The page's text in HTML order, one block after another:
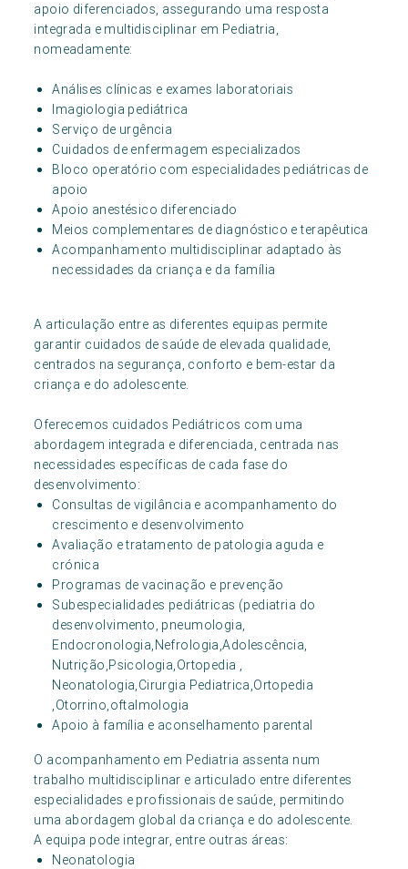
apoio diferenciados, assegurando uma resposta
integrada e multidisciplinar em Pediatria,
nomeadamente:
Análises clínicas e exames laboratoriais
Imagiologia pediátrica
Serviço de urgência
Cuidados de enfermagem especializados
Bloco operatório com especialidades pediátricas de
apoio
Apoio anestésico diferenciado
Meios complementares de diagnóstico e terapêutica
Acompanhamento multidisciplinar adaptado às
necessidades da criança e da família
A articulação entre as diferentes equipas permite
garantir cuidados de saúde de elevada qualidade,
centrados na segurança, conforto e bem-estar da
criança e do adolescente.
Oferecemos cuidados Pediátricos com uma
abordagem integrada e diferenciada, centrada nas
necessidades específicas de cada fase do
desenvolvimento:
Consultas de vigilância e acompanhamento do
crescimento e desenvolvimento
Avaliação e tratamento de patologia aguda e
crónica
Programas de vacinação e prevenção
Subespecialidades pediátricas (pediatria do
desenvolvimento, pneumologia,
Endocronologia,Nefrologia,Adolescência,
Nutrição,Psicologia,Ortopedia ,
Neonatologia,Cirurgia Pediatrica,Ortopedia
,Otorrino,oftalmologia
Apoio à família e aconselhamento parental
O acompanhamento em Pediatria assenta num
trabalho multidisciplinar e articulado entre diferentes
especialidades e profissionais de saúde, permitindo
uma abordagem global da criança e do adolescente.
A equipa pode integrar, entre outras áreas:
Neonatologia